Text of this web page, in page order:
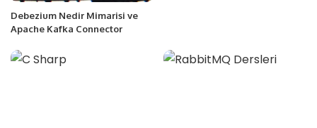
Debezium Nedir Mimarisi ve
Apache Kafka Connector